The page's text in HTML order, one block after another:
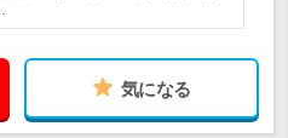
気になる